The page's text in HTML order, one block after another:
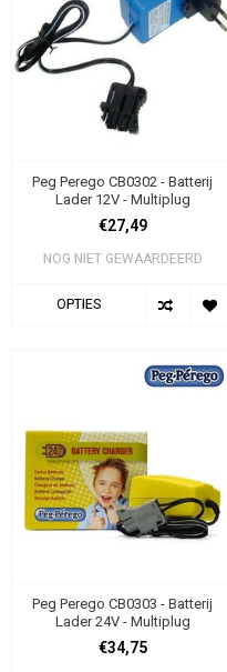
Peg Perego CB0302 - Batterij
Lader 12V - Multiplug
€27,49
NOG NIET GEWAARDEERD
OPTIES
Peg Perego CB0303 - Batterij
Lader 24V - Multiplug
€34,75